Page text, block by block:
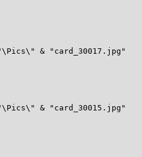
& "card_30017.jpg"
& "card_30015.jpg"